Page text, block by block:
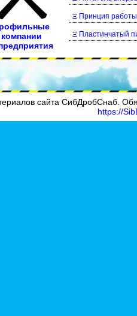
компании
Ξ Принцип
Ξ Пластинчатый
сайта СибДробСнаб.
https://